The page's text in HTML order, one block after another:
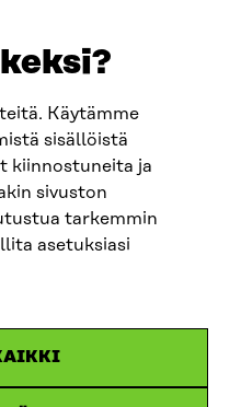
Käytämme
sisällöistä
kiinnostuneita ja
sivuston
tarkemmin
asetuksiasi